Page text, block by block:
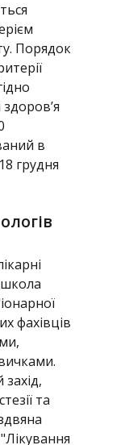
Порядок
в
грудня
школа
фахівців
та